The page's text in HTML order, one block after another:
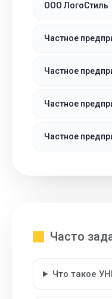
ООО ЛогоСтиль
Частное
Частное
Частное
Частное
Часто
Что такое